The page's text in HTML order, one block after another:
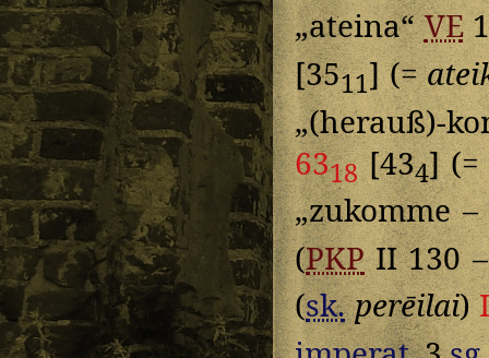
„ateina“VE
[3511] (=
„(herauß)-
6318[434] (=
„zukomme
(PKPII 130
(sk. perēilai)